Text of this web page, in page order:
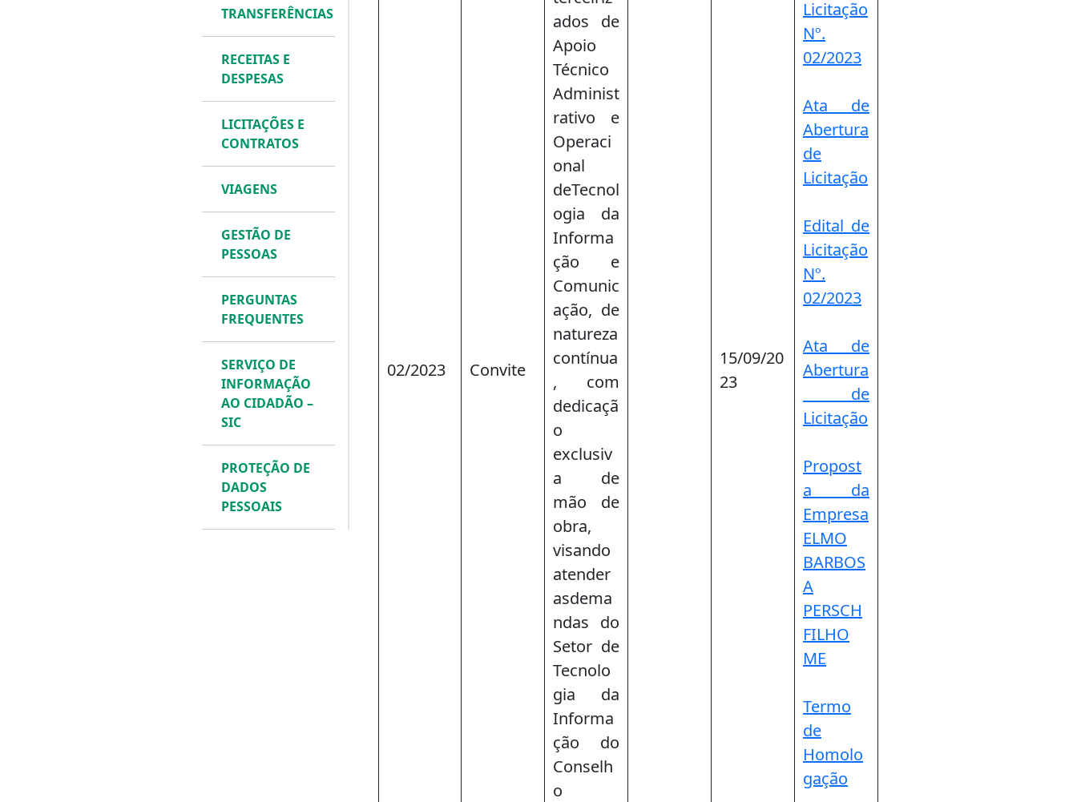
TRANSFERÊNCIAS
RECEITAS E
DESPESAS
LICITAÇÕES E
CONTRATOS
VIAGENS
GESTÃO DE
PESSOAS
PERGUNTAS
FREQUENTES
SERVIÇO DE
INFORMAÇÃO
AO CIDADÃO –
SIC
PROTEÇÃO DE
DADOS
PESSOAIS
02/2023 Convite
ados de
Apoio
Técnico
Administ
rativo e
Operaci
onal
deTecnol
ogia da
Informa
ção e
Comunic
ação, de
natureza
contínua
, com
dedicaçã
o
exclusiv
a de
mão de
obra,
visando
atender
asdema
ndas do
Setor de
Tecnolo
gia da
Informa
ção do
Conselh
o
15/09/20
23
Licitação
Nº.
02/2023
Ata de
Abertura
de
Licitação
Edital de
Licitação
Nº.
02/2023
Ata de
Abertura
de
Licitação
Propost
a da
Empresa
ELMO
BARBOS
A
PERSCH
FILHO
ME
Termo
de
Homolo
gação